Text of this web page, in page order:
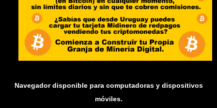
Navegador disponible para computadoras y dispositivos
móviles.